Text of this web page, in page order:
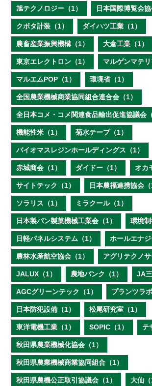
旭テクノロジー（1） 日本国際博覧会協
クボタ計装（1） ダイハツ工業（1）
農畜産業振興機構（1） 大倉工業（1）
東京エレクトロン（1） マルゲンマテリ
マルエムPOP（1） 環境省（1）
全国農業機械商業協同組合連合会（1）
全日本コメ・コメ関連食品輸出促進協議会（
機能性米（1） 菊水テープ（1）
バイオマスレジンホールディングス（1）
赤城商会（1） ダイドー（1） オカ
サイトテック（1） 日本農福連携協会（
ソラリス（1） ミラクール（1）
日本製パン製菓機械工業会（1） 環境制
日軽パネルシステム（1） ホールエナジ
農林水産航空協会（1） アグリテクノサ
JALUX（1） 農地バンク（1） JA
AGCグリーンテック（1） プランツラ
日本防犯設備（1） 松尾研究室（1）
東洋電機工業（1） SOPIC（1） テ
秋田県農業機械化協会（1）
秋田県農業機械商業協同組合（1）
秋田県農機公正取引協議会（1） 大仙（